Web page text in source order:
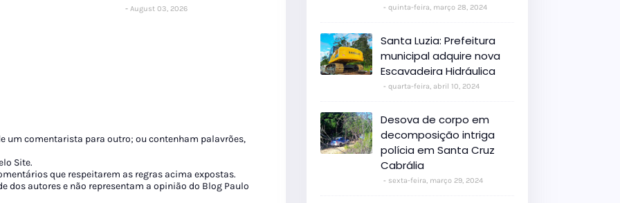
August 03, 2026
um comentarista para outro; ou contenham palavrões,
Site.
que respeitarem as regras acima expostas.
dos autores e não representam a opinião do Blog Paulo
quinta-feira, março 28, 2024
Santa Luzia: Prefeitura
municipal adquire nova
Escavadeira Hidráulica
quarta-feira, abril 10, 2024
Desova de corpo em
decomposição intriga
polícia em Santa Cruz
Cabrália
sexta-feira, março 29, 2024